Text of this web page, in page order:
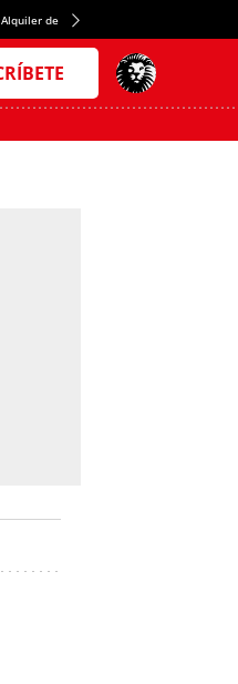
Alquiler de habitaciones en España